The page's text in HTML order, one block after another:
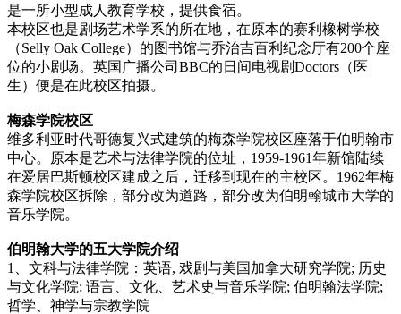
是一所小型成人教育学校，提供食宿。
本校区也是剧场艺术学系的所在地，在原本的赛利橡树学校
（Selly Oak College）的图书馆与乔治吉百利纪念厅有200个座
位的小剧场。英国广播公司BBC的日间电视剧Doctors（医
生）便是在此校区拍摄。
梅森学院校区
维多利亚时代哥德复兴式建筑的梅森学院校区座落于伯明翰市
中心。原本是艺术与法律学院的位址，1959-1961年新馆陆续
在爱居巴斯顿校区建成之后，迁移到现在的主校区。1962年梅
森学院校区拆除，部分改为道路，部分改为伯明翰城市大学的
音乐学院。
伯明翰大学的五大学院介绍
1、文科与法律学院：英语, 戏剧与美国加拿大研究学院; 历史
与文化学院; 语言、文化、艺术史与音乐学院; 伯明翰法学院;
哲学、神学与宗教学院